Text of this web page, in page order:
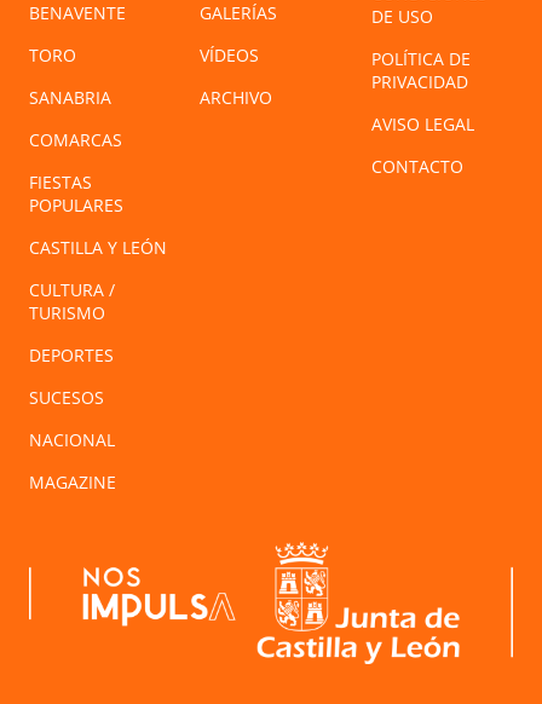
BENAVENTE
TORO
SANABRIA
COMARCAS
FIESTAS
POPULARES
CASTILLA Y LEÓN
CULTURA /
TURISMO
DEPORTES
SUCESOS
NACIONAL
MAGAZINE
GALERÍAS
VÍDEOS
ARCHIVO
DE USO
POLÍTICA DE
PRIVACIDAD
AVISO LEGAL
CONTACTO